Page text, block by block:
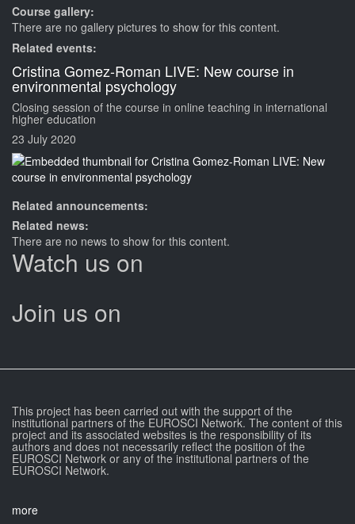
Course gallery:
There are no gallery pictures to show for this content.
Related events:
Cristina Gomez-Roman LIVE: New course in
environmental psychology
Closing session of the course in online teaching in international
higher education
23 July 2020
Related announcements:
Related news:
There are no news to show for this content.
Watch us on
Join us on
This project has been carried out with the support of the
institutional partners of the EUROSCI Network. The content of this
project and its associated websites is the responsibility of its
authors and does not necessarily reflect the position of the
EUROSCI Network or any of the institutional partners of the
EUROSCI Network.
more